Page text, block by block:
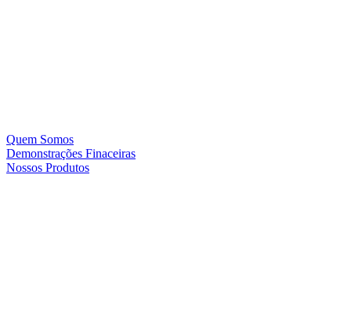
Quem Somos
Demonstrações Finaceiras
Nossos Produtos